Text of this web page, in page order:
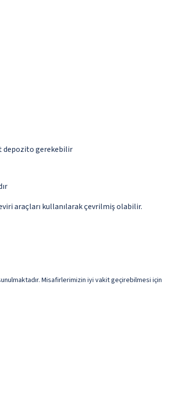
depozito gerekebilir
araçları kullanılarak çevrilmiş olabilir.
Misafirlerimizin iyi vakit geçirebilmesi için